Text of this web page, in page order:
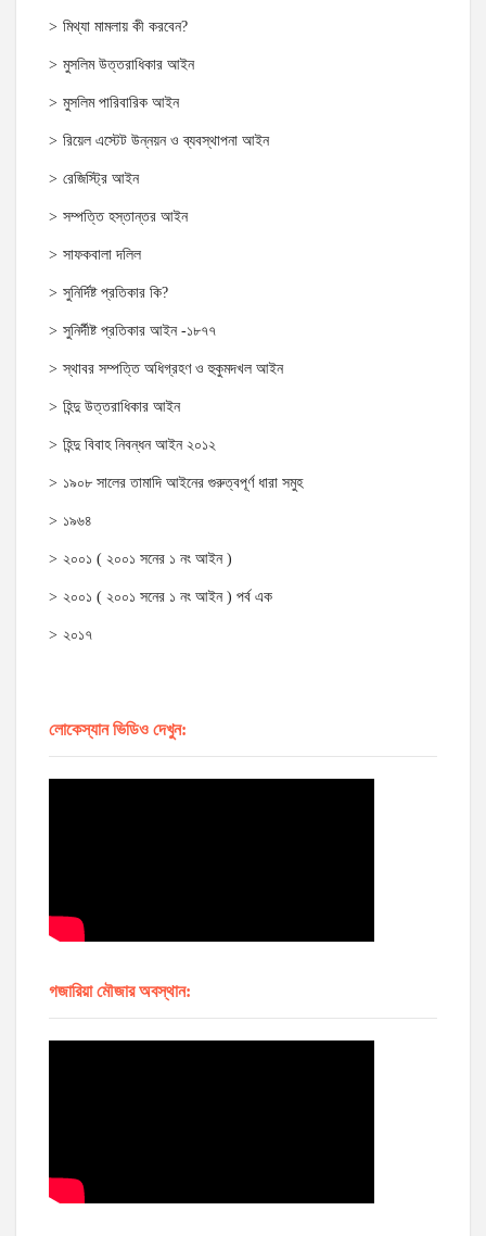
মিথ্যা মামলায় কী করবেন?
মুসলিম উত্তরাধিকার আইন
মুসলিম পারিবারিক আইন
রিয়েল এস্টেট উন্নয়ন ও ব্যবস্থাপনা আইন
রেজিস্ট্রি আইন
সম্পত্তি হস্তান্তর আইন
সাফকবালা দলিল
সুনির্দিষ্ট প্রতিকার কি?
সুনির্দীষ্ট প্রতিকার আইন -১৮৭৭
স্থাবর সম্পত্তি অধিগ্রহণ ও হুকুমদখল আইন
হিন্দু উত্তরাধিকার আইন
হিন্দু বিবাহ নিবন্ধন আইন ২০১২
১৯০৮ সালের তামাদি আইনের গুরুত্বপূর্ণ ধারা সমুহ
১৯৬৪
২০০১ ( ২০০১ সনের ১ নং আইন )
২০০১ ( ২০০১ সনের ১ নং আইন ) পর্ব এক
২০১৭
লোকেস্যান ভিডিও দেখুন:
গজারিয়া মৌজার অবস্থান: